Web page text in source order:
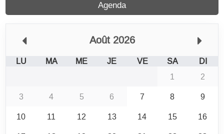
Agenda
Août 2026
LU MA ME JE VE SA
DI
1
2
3
4 5 6 7 8
9
10
11 12 13 14 15
16